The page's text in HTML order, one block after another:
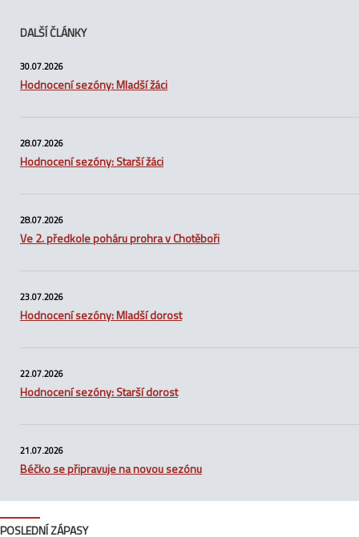
DALŠÍ ČLÁNKY
30.07.2026
Hodnocení sezóny: Mladší žáci
28.07.2026
Hodnocení sezóny: Starší žáci
28.07.2026
Ve 2. předkole poháru prohra v Chotěboři
23.07.2026
Hodnocení sezóny: Mladší dorost
22.07.2026
Hodnocení sezóny: Starší dorost
21.07.2026
Béčko se připravuje na novou sezónu
POSLEDNÍ ZÁPASY